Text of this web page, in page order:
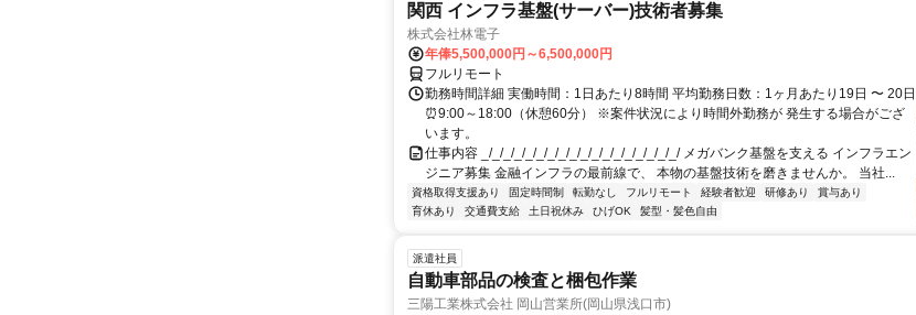
関西 インフラ基盤(サーバー)技術者募集
株式会社林電子
年俸5,500,000円～6,500,000円
フルリモート
勤務時間詳細 実働時間：1日あたり8時間 平均勤務日数：1ヶ月あたり19日 〜 20日
⏰9:00～18:00（休憩60分） ※案件状況により時間外勤務が 発生する場合がござ
います。
仕事内容 _/_/_/_/_/_/_/_/_/_/_/_/_/_/_/_/_/_/ メガバンク基盤を支える インフラエン
ジニア募集 金融インフラの最前線で、 本物の基盤技術を磨きませんか。 当社...
資格取得支援あり 固定時間制 転勤なし フルリモート 経験者歓迎 研修あり
賞与あり
育休あり
交通費支給 土日祝休み ひげOK 髪型・髪色自由
派遣社員
自動車部品の検査と梱包作業
三陽工業株式会社 岡山営業所(岡山県浅口市)